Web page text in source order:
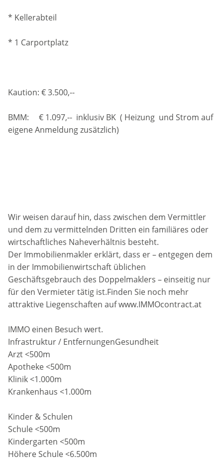
* Kellerabteil
* 1 Carportplatz
Kaution: € 3.500,--
BMM: € 1.097,-- inklusiv BK ( Heizung und Strom auf
eigene Anmeldung zusätzlich)
Wir weisen darauf hin, dass zwischen dem Vermittler
und dem zu vermittelnden Dritten ein familiäres oder
wirtschaftliches Naheverhältnis besteht.
Der Immobilienmakler erklärt, dass er – entgegen dem
in der Immobilienwirtschaft üblichen
Geschäftsgebrauch des Doppelmaklers – einseitig nur
für den Vermieter tätig ist.Finden Sie noch mehr
attraktive Liegenschaften auf www.IMMOcontract.at
IMMO einen Besuch wert.
Infrastruktur / EntfernungenGesundheit
Arzt <500m
Apotheke <500m
Klinik <1.000m
Krankenhaus <1.000m
Kinder & Schulen
Schule <500m
Kindergarten <500m
Höhere Schule <6.500m